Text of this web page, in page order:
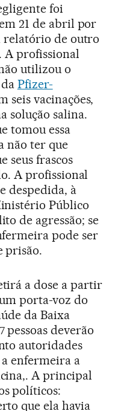
foi
21 de abril por
relatório de outro
A profissional
utilizou o
Pfizer-
seis vacinações,
solução salina.
tomou essa
não ter que
seus frascos
A profissional
despedida, à
Público
de agressão; se
pode ser
prisão.
a dose a partir
porta-voz do
da Baixa
pessoas deverão
autoridades
enfermeira a
A principal
políticos:
que ela havia